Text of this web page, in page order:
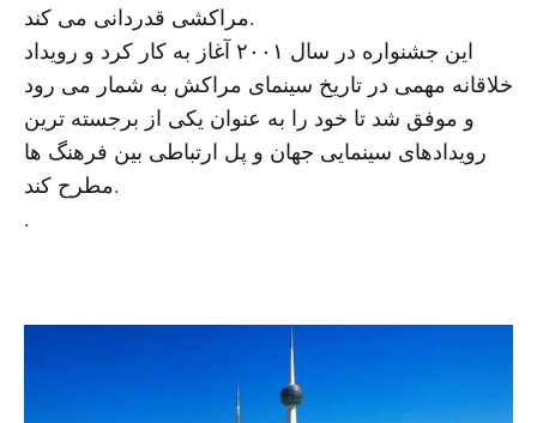
مراکشی قدردانی می کند.
این جشنواره در سال ۲۰۰۱ آغاز به کار کرد و رویداد
خلاقانه مهمی در تاریخ سینمای مراکش به شمار می رود
و موفق شد تا خود را به عنوان یکی از برجسته ترین
رویدادهای سینمایی جهان و پل ارتباطی بین فرهنگ ها
مطرح کند.
.